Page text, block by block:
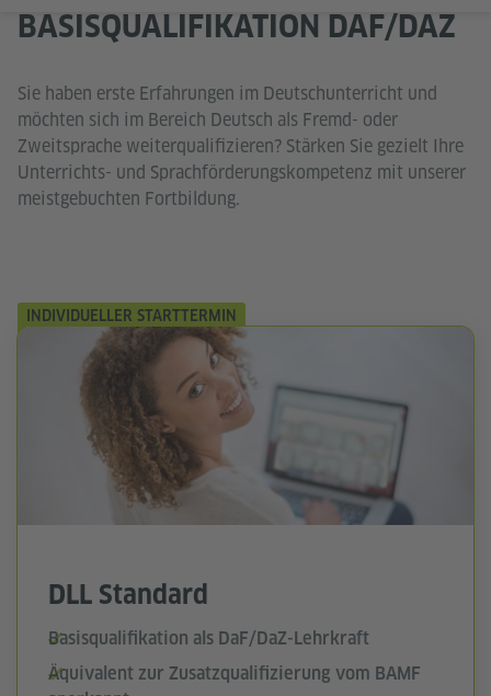
BASISQUALIFIKATION DAF/DAZ
Sie haben erste Erfahrungen im Deutschunterricht und
möchten sich im Bereich Deutsch als Fremd- oder
Zweitsprache weiterqualifizieren? Stärken Sie gezielt Ihre
Unterrichts- und Sprachförderungskompetenz mit unserer
meistgebuchten Fortbildung.
INDIVIDUELLER STARTTERMIN
DLL Standard
Basisqualifikation als DaF/DaZ-Lehrkraft
Äquivalent zur Zusatzqualifizierung vom BAMF